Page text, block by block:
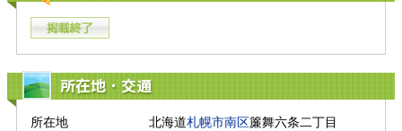
所在地・交通
所在地 北海道札幌市南区簾舞六条二丁目